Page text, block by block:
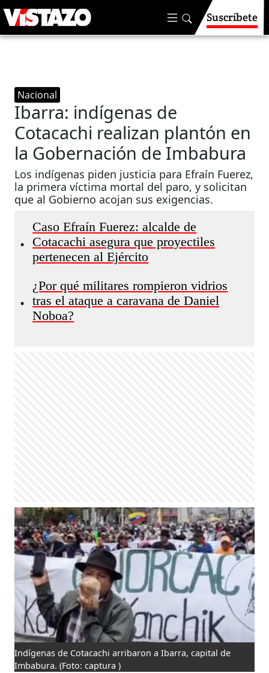
Suscríbete
Nacional
Ibarra: indígenas de
Cotacachi realizan plantón en
la Gobernación de Imbabura
Los indígenas piden justicia para Efraín Fuerez,
la primera víctima mortal del paro, y solicitan
que al Gobierno acojan sus exigencias.
•
Caso Efraín Fuerez: alcalde de
Cotacachi asegura que proyectiles
pertenecen al Ejército
•
¿Por qué militares rompieron vidrios
tras el ataque a caravana de Daniel
Noboa?
Indígenas de Cotacachi arribaron a Ibarra, capital de
Imbabura.(Foto: captura )